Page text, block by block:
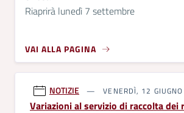
Riaprirà lunedì 7 settembre
VAI ALLA PAGINA
NOTIZIE VENERDÌ, 12
Variazioni al servizio di raccolta